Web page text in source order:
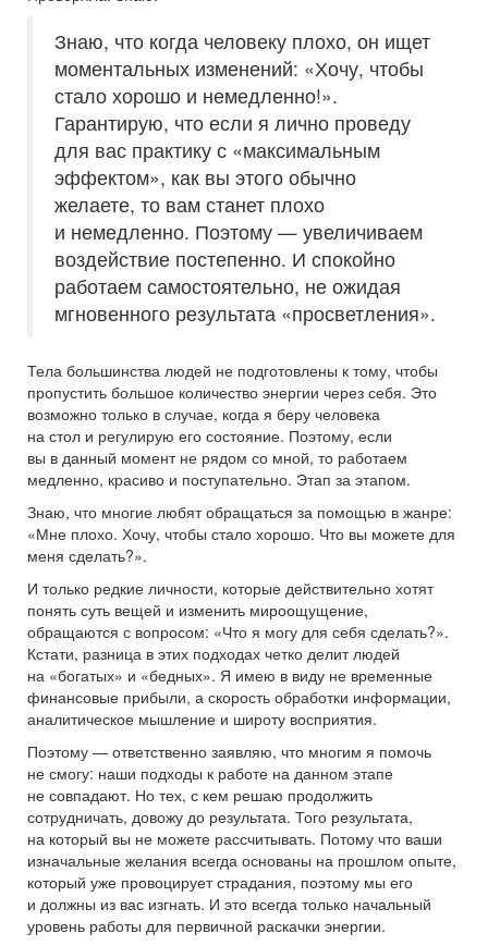
Знаю, что когда человеку плохо, он ищет
моментальных изменений: «Хочу, чтобы
стало хорошо и немедленно!».
Гарантирую, что если я лично проведу
для вас практику с «максимальным
эффектом», как вы этого обычно
желаете, то вам станет плохо
и немедленно. Поэтому — увеличиваем
воздействие постепенно. И спокойно
работаем самостоятельно, не ожидая
мгновенного результата «просветления».
Тела большинства людей не подготовлены к тому, чтобы
пропустить большое количество энергии через себя. Это
возможно только в случае, когда я беру человека
на стол и регулирую его состояние. Поэтому, если
вы в данный момент не рядом со мной, то работаем
медленно, красиво и поступательно. Этап за этапом.
Знаю, что многие любят обращаться за помощью в жанре:
«Мне плохо. Хочу, чтобы стало хорошо. Что вы можете для
меня сделать?».
И только редкие личности, которые действительно хотят
понять суть вещей и изменить мироощущение,
обращаются с вопросом: «Что я могу для себя сделать?».
Кстати, разница в этих подходах четко делит людей
на «богатых» и «бедных». Я имею в виду не временные
финансовые прибыли, а скорость обработки информации,
аналитическое мышление и широту восприятия.
Поэтому — ответственно заявляю, что многим я помочь
не смогу: наши подходы к работе на данном этапе
не совпадают. Но тех, с кем решаю продолжить
сотрудничать, довожу до результата. Того результата,
на который вы не можете рассчитывать. Потому что ваши
изначальные желания всегда основаны на прошлом опыте,
который уже провоцирует страдания, поэтому мы его
и должны из вас изгнать. И это всегда только начальный
уровень работы для первичной раскачки энергии.